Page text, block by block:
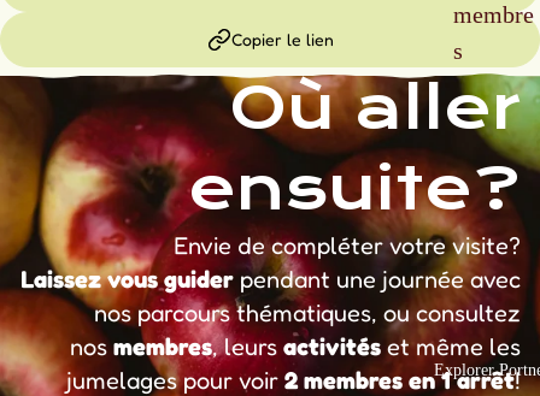
membre
s
Explorer
Copier le lien
Où aller
ensuite?
Envie de compléter votre visite?
Laissez vous guider pendant une journée avec
nos parcours thématiques, ou consultez
nosmembres, leurs activités et même les
jumelages pour voir 2 membres en 1 arrêt!